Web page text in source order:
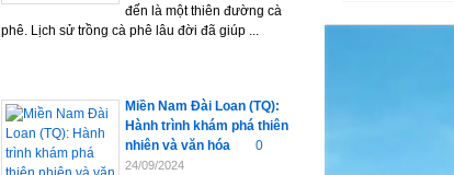
đến là một thiên đường cà
phê. Lịch sử trồng cà phê lâu đời đã giúp ...
Miền Nam Đài Loan (TQ):
Hành trình khám phá thiên
nhiên và văn hóa
0
24/09/2024